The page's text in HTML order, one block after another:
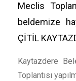
Meclis
beldemize
ÇİTİL
Kaytazdere
Toplantısı